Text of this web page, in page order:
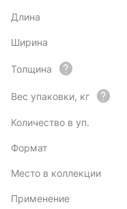
Длина
Ширина
Толщина
Вес упаковки, кг
Количество в уп.
Формат
Место в коллекции
Применение